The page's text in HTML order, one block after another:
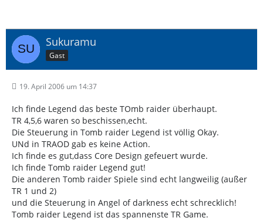
Sukuramu
Gast
19. April 2006 um 14:37
Ich finde Legend das beste TOmb raider überhaupt.
TR 4,5,6 waren so beschissen,echt.
Die Steuerung in Tomb raider Legend ist völlig Okay.
UNd in TRAOD gab es keine Action.
Ich finde es gut,dass Core Design gefeuert wurde.
Ich finde Tomb raider Legend gut!
Die anderen Tomb raider Spiele sind echt langweilig (außer
TR 1 und 2)
und die Steuerung in Angel of darkness echt schrecklich!
Tomb raider Legend ist das spannenste TR Game.